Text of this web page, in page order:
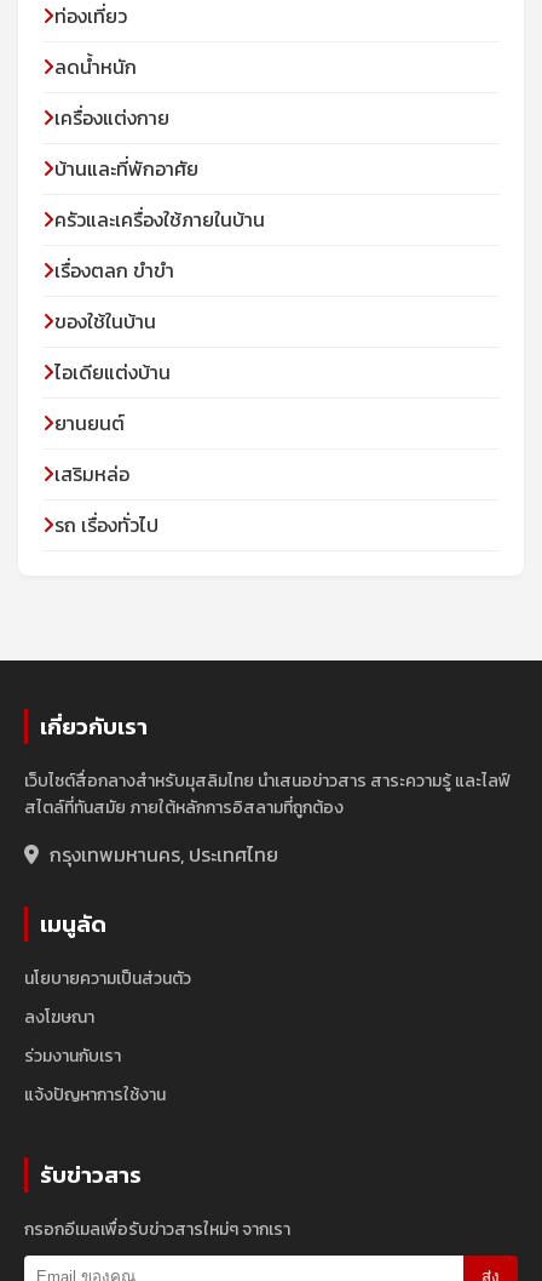
ท่องเที่ยว
ลดน้ำหนัก
เครื่องแต่งกาย
บ้านและที่พักอาศัย
ครัวและเครื่องใช้ภายในบ้าน
เรื่องตลก ขำขำ
ของใช้ในบ้าน
ไอเดียแต่งบ้าน
ยานยนต์
เสริมหล่อ
รถ เรื่องทั่วไป
เกี่ยวกับเรา
เว็บไซต์สื่อกลางสำหรับมุสลิมไทย นำเสนอข่าวสาร สาระความรู้ และไลฟ์
สไตล์ที่ทันสมัย ภายใต้หลักการอิสลามที่ถูกต้อง
กรุงเทพมหานคร, ประเทศไทย
เมนูลัด
นโยบายความเป็นส่วนตัว
ลงโฆษณา
ร่วมงานกับเรา
แจ้งปัญหาการใช้งาน
รับข่าวสาร
กรอกอีเมลเพื่อรับข่าวสารใหม่ๆ จากเรา
ส่ง